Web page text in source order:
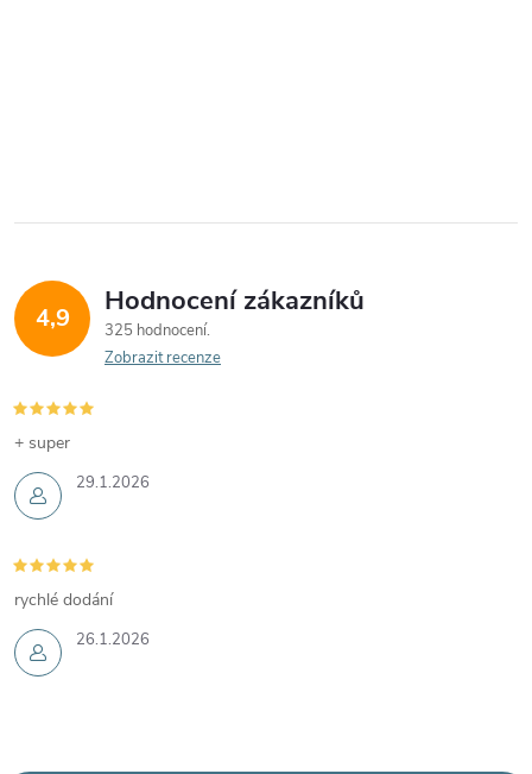
4,9 Hodnocení zákazníků
325 hodnocení
Zobrazit recenze
29.1.2026
+ super
26.1.2026
rychlé dodání